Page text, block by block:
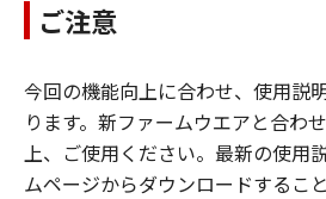
ご注意
今回の機能向上に合わせ、使用説
ります。新ファームウエアと合わ
上、ご使用ください。最新の使用
ムページからダウンロードするこ